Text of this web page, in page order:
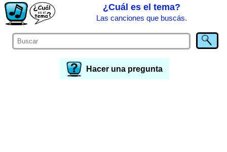
¿Cuál es el tema?
Las canciones que buscás.
Hacer una pregunta